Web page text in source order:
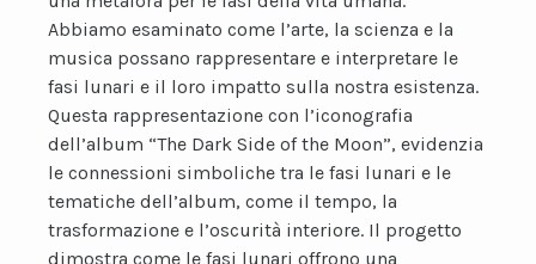
Abbiamo esaminato come l’arte, la scienza e la
musica possano rappresentare e interpretare le
fasi lunari e il loro impatto sulla nostra esistenza.
Questa rappresentazione con l’iconografia
dell’album “The Dark Side of the Moon”, evidenzia
le connessioni simboliche tra le fasi lunari e le
tematiche dell’album, come il tempo, la
trasformazione e l’oscurità interiore. Il progetto
dimostra come le fasi lunari offrono una